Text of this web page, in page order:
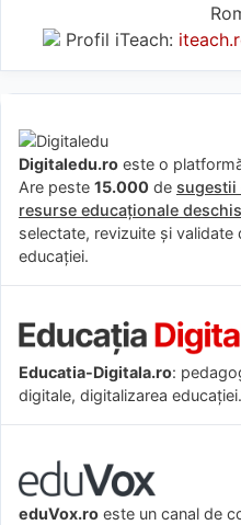
Profil iTeach:
Digitaledu.ro este o
Are peste 15.000 de sugestii
resurse educaționale
selectate, revizuite și validate
educației.
Educatia-Digitala.ro:
digitale, digitalizarea educației.
eduVox.ro este un canal de